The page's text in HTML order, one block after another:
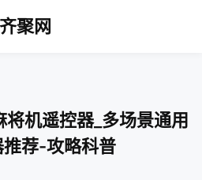
齐聚网
机遥控器_多场景通用
推荐-攻略科普